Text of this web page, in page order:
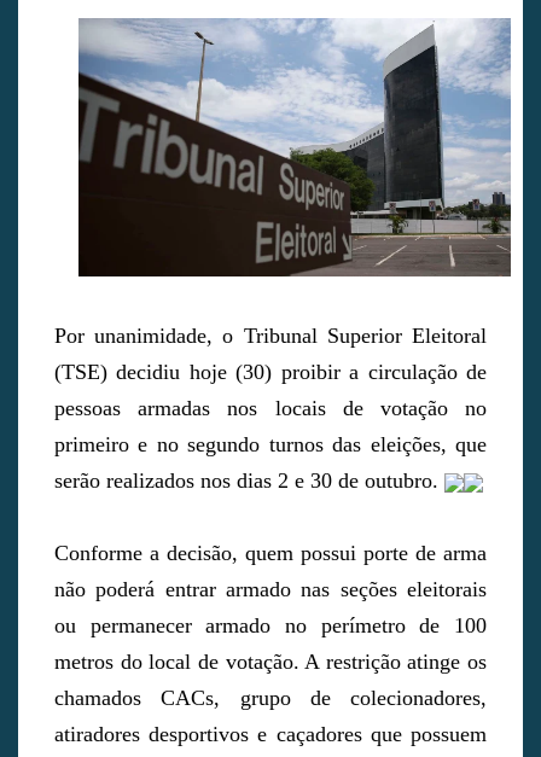
Por unanimidade, o Tribunal Superior Eleitoral
(TSE) decidiu hoje (30) proibir a circulação de
pessoas armadas nos locais de votação no
primeiro e no segundo turnos das eleições, que
serão realizados nos dias 2 e 30 de outubro.
Conforme a decisão, quem possui porte de arma
não poderá entrar armado nas seções eleitorais
ou permanecer armado no perímetro de 100
metros do local de votação. A restrição atinge os
chamados CACs, grupo de colecionadores,
atiradores desportivos e caçadores que possuem